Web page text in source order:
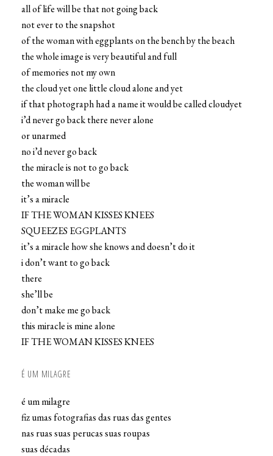
all of life will be that not going back
not ever to the snapshot
of the woman with eggplants on the bench by the beach
the whole image is very beautiful and full
of memories not my own
the cloud yet one little cloud alone and yet
if that photograph had a name it would be called cloudyet
i’d never go back there never alone
or unarmed
no i’d never go back
the miracle is not to go back
the woman will be
it’s a miracle
IF THE WOMAN KISSES KNEES
SQUEEZES EGGPLANTS
it’s a miracle how she knows and doesn’t do it
i don’t want to go back
there
she’ll be
don’t make me go back
this miracle is mine alone
IF THE WOMAN KISSES KNEES
É UM MILAGRE
é um milagre
fiz umas fotografias das ruas das gentes
nas ruas suas perucas suas roupas
suas décadas